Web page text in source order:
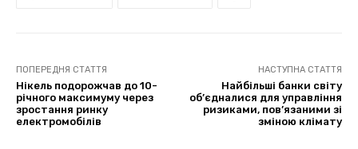
ПОПЕРЕДНЯ СТАТТЯ
Нікель подорожчав до 10-
річного максимуму через
зростання ринку
електромобілів
НАСТУПНА СТАТТЯ
Найбільші банки світу
об’єдналися для управління
ризиками, пов’язаними зі
зміною клімату